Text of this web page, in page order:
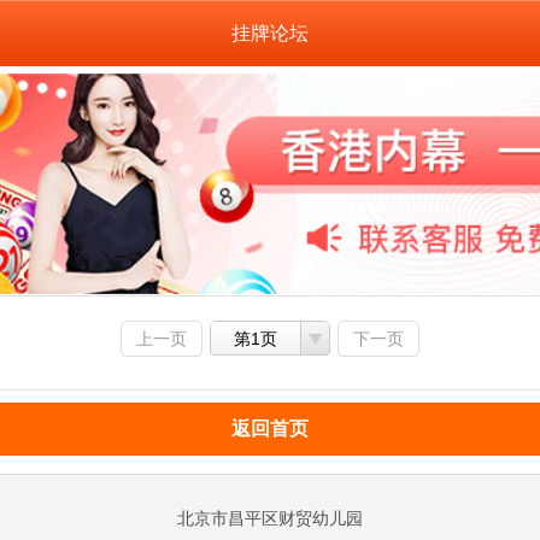
挂牌论坛
上一页 第1页 下一页
返回首页
北京市昌平区财贸幼儿园